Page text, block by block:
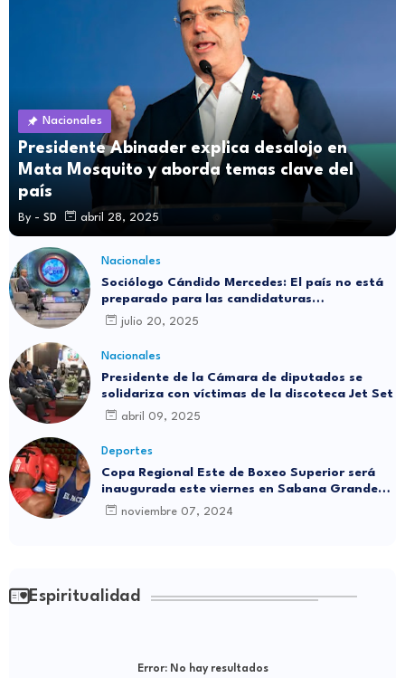
Nacionales
Presidente Abinader explica desalojo en
Mata Mosquito y aborda temas clave del
país
By - SD abril 28, 2025
Nacionales
Sociólogo Cándido Mercedes: El país no está
preparado para las candidaturas
independientes
julio 20, 2025
Nacionales
Presidente de la Cámara de diputados se
solidariza con víctimas de la discoteca Jet Set
abril 09, 2025
Deportes
Copa Regional Este de Boxeo Superior será
inaugurada este viernes en Sabana Grande
de Boyá
noviembre 07, 2024
Espiritualidad
Error:No hay resultados